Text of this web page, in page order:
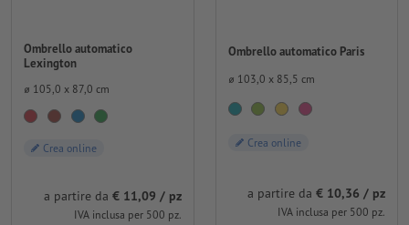
Ombrello automatico
Lexington
⌀ 105,0 x 87,0 cm
Crea online
a partire da € 11,09 / pz
IVA inclusa per 500 pz.
Ombrello automatico Paris
⌀ 103,0 x 85,5 cm
Crea online
a partire da € 10,36 / pz
IVA inclusa per 500 pz.